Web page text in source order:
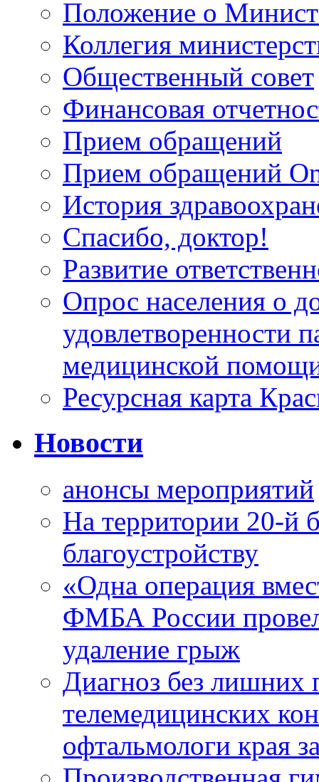
Положение о
Коллегия
Общественный совет
Финансовая
Прием обращений
Прием обращений
История
Спасибо, доктор!
Развитие
Опрос населения о
удовлетворенности
медицинской
Ресурсная карта
Новости
анонсы мероприятий
На территории 20-й
благоустройству
«Одна операция
ФМБА России
удаление грыж
Диагноз без лишних
телемедицинских
офтальмологи края